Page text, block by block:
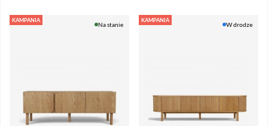
KAMPANIA
Na stanie
KAMPANIA
W drodze